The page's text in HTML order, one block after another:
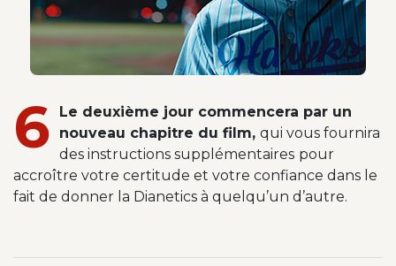
6
Le deuxième jour commencera par un
nouveau chapitre du film, qui vous fournira
des instructions supplémentaires pour
accroître votre certitude et votre confiance dans le
fait de donner la Dianetics à quelqu’un d’autre.